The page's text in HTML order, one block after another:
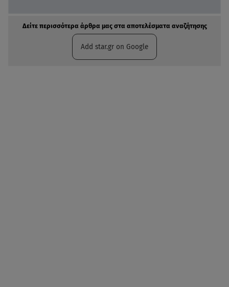
Δείτε περισσότερα άρθρα μας στα αποτελέσματα αναζήτησης
Add star.gr on Google